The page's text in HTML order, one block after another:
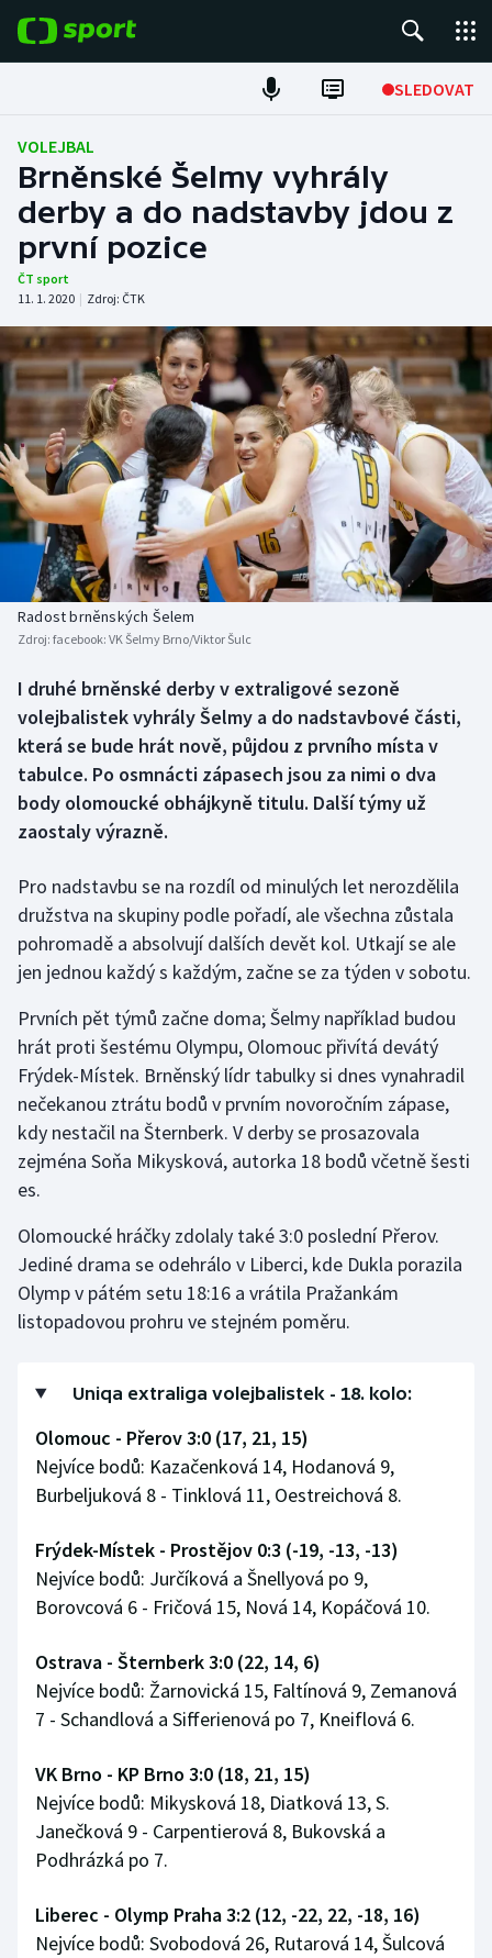
SLEDOVAT
Fotbal
Hokej
Tenis
Atletika
Cyklistika
DALŠÍ SPORTY
Americký fotbal
Baseball a softbal
Basketbal
Biatlon
Box
Curling
Dostihy
Florbal
Golf
Gymnastika
Házená
Jezdectví
Krasobruslení
Lezení
Moderní pětiboj
Motorsport
Olympijské hry
Parasport
Plavání
Plážový volejbal
Ragby
Rychlobruslení
Rychlostní kanoistika
Sportovní střelba
NEPŘEHLÉDNĚTE
Soutěže
Historické návraty
Aplikace ČT sport
VOLEJBAL
Brněnské Šelmy vyhrály
derby a do nadstavby jdou z
první pozice
ČT sport
11. 1. 2020 | Zdroj: ČTK
Radost brněnských Šelem
Zdroj: facebook: VK Šelmy Brno/Viktor Šulc
I druhé brněnské derby v extraligové sezoně
volejbalistek vyhrály Šelmy a do nadstavbové části,
která se bude hrát nově, půjdou z prvního místa v
tabulce. Po osmnácti zápasech jsou za nimi o dva
body olomoucké obhájkyně titulu. Další týmy už
zaostaly výrazně.
Pro nadstavbu se na rozdíl od minulých let nerozdělila
družstva na skupiny podle pořadí, ale všechna zůstala
pohromadě a absolvují dalších devět kol. Utkají se ale
jen jednou každý s každým, začne se za týden v sobotu.
Prvních pět týmů začne doma; Šelmy například budou
hrát proti šestému Olympu, Olomouc přivítá devátý
Frýdek-Místek. Brněnský lídr tabulky si dnes vynahradil
nečekanou ztrátu bodů v prvním novoročním zápase,
kdy nestačil na Šternberk. V derby se prosazovala
zejména Soňa Mikysková, autorka 18 bodů včetně šesti
es.
Olomoucké hráčky zdolaly také 3:0 poslední Přerov.
Jediné drama se odehrálo v Liberci, kde Dukla porazila
Olymp v pátém setu 18:16 a vrátila Pražankám
listopadovou prohru ve stejném poměru.
Uniqa extraliga volejbalistek - 18. kolo:
Olomouc - Přerov 3:0 (17, 21, 15)
Nejvíce bodů: Kazačenková 14, Hodanová 9,
Burbeljuková 8 - Tinklová 11, Oestreichová 8.
Frýdek-Místek - Prostějov 0:3 (-19, -13, -13)
Nejvíce bodů: Jurčíková a Šnellyová po 9,
Borovcová 6 - Fričová 15, Nová 14, Kopáčová 10.
Ostrava - Šternberk 3:0 (22, 14, 6)
Nejvíce bodů: Žarnovická 15, Faltínová 9, Zemanová
7 - Schandlová a Sifferienová po 7, Kneiflová 6.
VK Brno - KP Brno 3:0 (18, 21, 15)
Nejvíce bodů: Mikysková 18, Diatková 13, S.
Janečková 9 - Carpentierová 8, Bukovská a
Podhrázká po 7.
Liberec - Olymp Praha 3:2 (12, -22, 22, -18, 16)
Nejvíce bodů: Svobodová 26, Rutarová 14, Šulcová